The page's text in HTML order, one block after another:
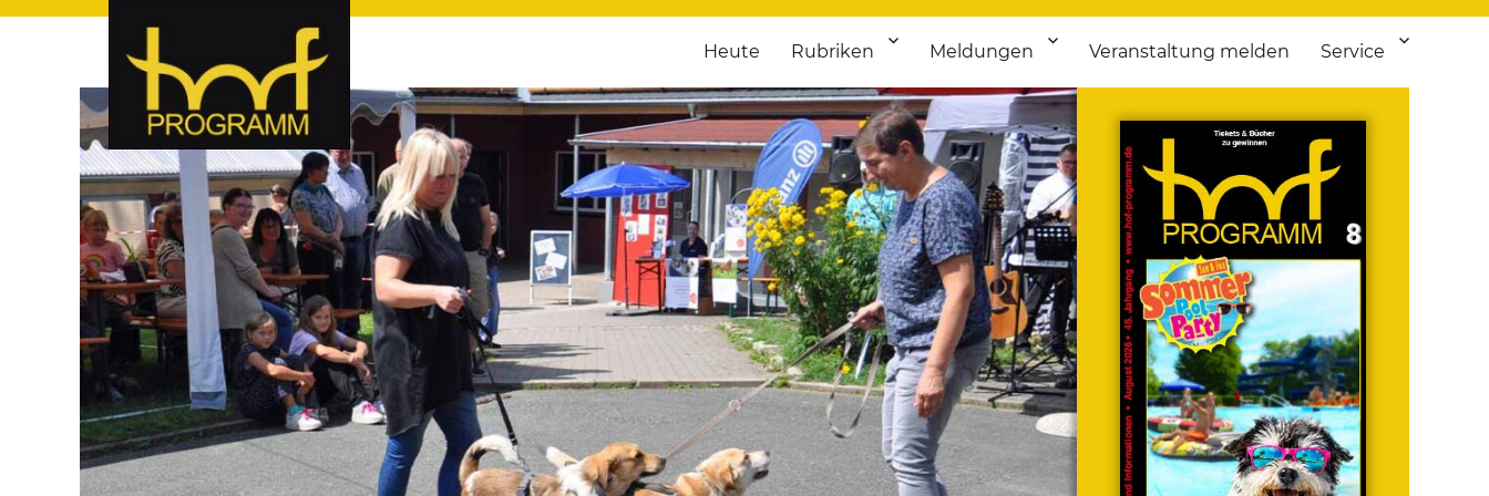
hof-programm – das Veranstaltungsportal für Hochfranken
hof-programm – das Veranstaltungsportal für Hof und Hochfranken. Täglich aktuelle Termine von Kultur bis Sport, von Theater bis Flohmarkt.
Heute Rubriken Meldungen Veranstaltung melden Service